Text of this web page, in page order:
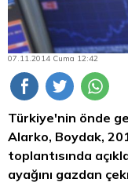
07.11.2014 Cuma 12:42
Türkiye'nin önde
Alarko, Boydak,
toplantısında
ayağını gazdan